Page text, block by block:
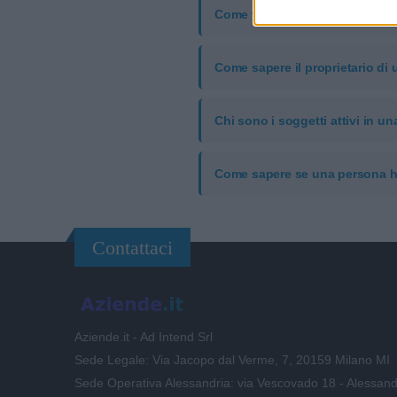
Come vedere composizione
Come sapere il proprietario di
Chi sono i soggetti attivi in
Come sapere se una persona
Contattaci
Aziende.it - Ad Intend Srl
Sede Legale: Via Jacopo dal Verme, 7, 20159 Milano MI
Sede Operativa Alessandria: via Vescovado 18 -